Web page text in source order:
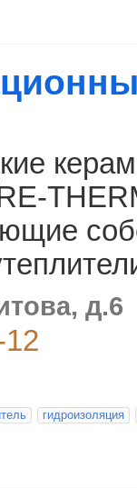
д.6
гидроизоляция